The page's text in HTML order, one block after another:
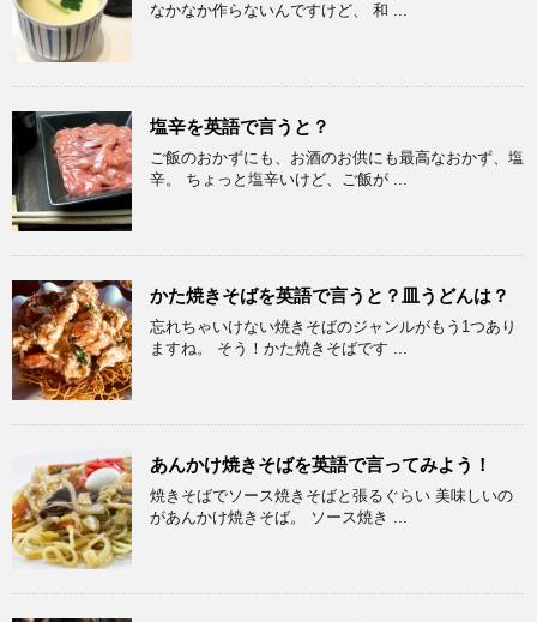
なかなか作らないんですけど、 和 ...
塩辛を英語で言うと？
ご飯のおかずにも、お酒のお供にも最高なおかず、塩
辛。 ちょっと塩辛いけど、ご飯が ...
かた焼きそばを英語で言うと？皿うどんは？
忘れちゃいけない焼きそばのジャンルがもう1つあり
ますね。 そう！かた焼きそばです ...
あんかけ焼きそばを英語で言ってみよう！
焼きそばでソース焼きそばと張るぐらい 美味しいの
があんかけ焼きそば。 ソース焼き ...